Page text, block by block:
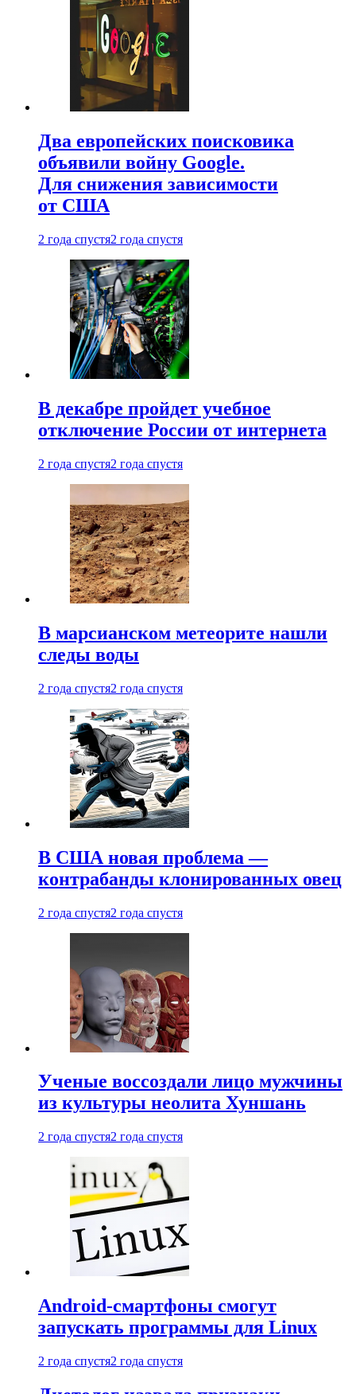
Два европейских поисковика
объявили войну Google.
Для снижения зависимости
от США
2 года спустя2 года спустя
В декабре пройдет учебное
отключение России от интернета
2 года спустя2 года спустя
В марсианском метеорите нашли
следы воды
2 года спустя2 года спустя
В США новая проблема —
контрабанды клонированных овец
2 года спустя2 года спустя
Ученые воссоздали лицо мужчины
из культуры неолита Хуншань
2 года спустя2 года спустя
Android-смартфоны смогут
запускать программы для Linux
2 года спустя2 года спустя